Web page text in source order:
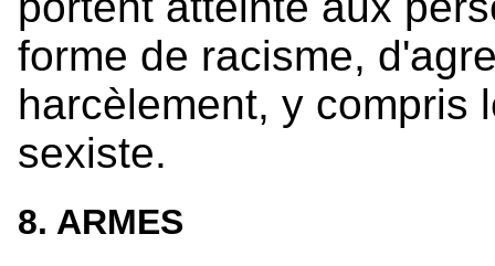
forme de racisme,
harcèlement, y compris
sexiste.
8. ARMES